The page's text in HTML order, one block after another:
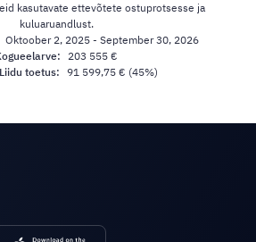
kasutavate ettevõtete ostuprotsesse ja
kuluaruandlust.
Oktoober 2, 2025 - September 30, 2026
203 555 €
toetus: 91 599,75 € (45%)